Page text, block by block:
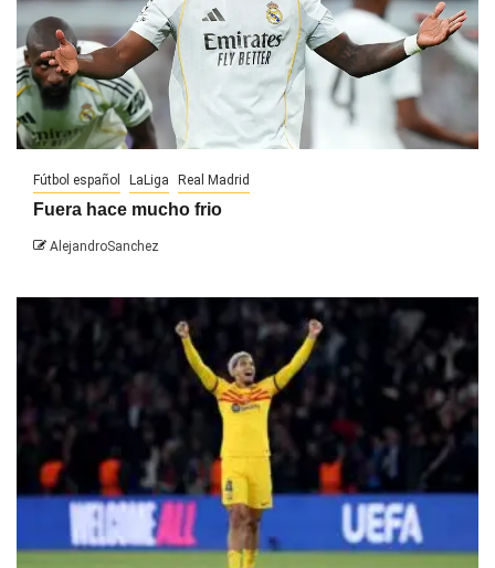
Fútbol español LaLiga Real Madrid
Fuera hace mucho frio
AlejandroSanchez